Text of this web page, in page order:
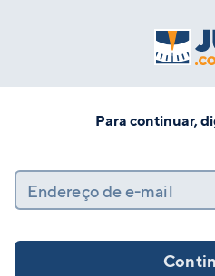
Para continuar,
Endereço de e-mail